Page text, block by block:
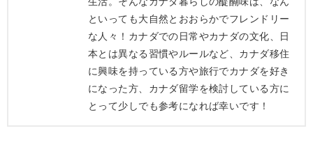
といっても大自然とおおらかでフレンドリー
な人々！カナダでの日常やカナダの文化、日
本とは異なる習慣やルールなど、カナダ移住
に興味を持っている方や旅行でカナダを好き
になった方、カナダ留学を検討している方に
とって少しでも参考になれば幸いです！